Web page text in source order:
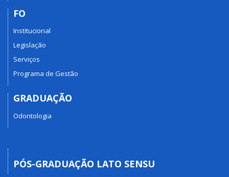
FO
Institucional
Legislação
Serviços
Programa de Gestão
GRADUAÇÃO
Odontologia
PÓS-GRADUAÇÃO LATO SENSU